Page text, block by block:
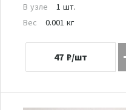
В узле
1 шт.
Вес
0.001 кг
47 ₽/шт